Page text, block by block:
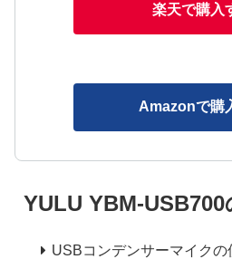
楽天で購入
Amazonで購
YULU YBM-
USBコンデンサーマイク